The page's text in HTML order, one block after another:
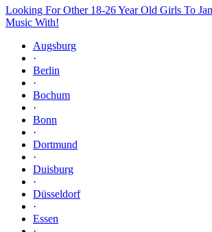
Looking For Other 18-26 Year Old Girls To
Music With!
Augsburg
·
Berlin
·
Bochum
·
Bonn
·
Dortmund
·
Duisburg
·
Düsseldorf
·
Essen